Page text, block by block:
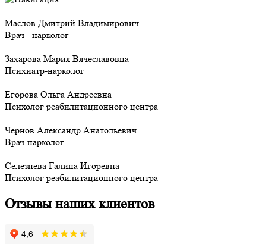
Маслов Дмитрий Владимирович
Врач - нарколог
Захарова Мария Вячеславовна
Психиатр-нарколог
Егорова Ольга Андреевна
Психолог реабилитационного центра
Чернов Александр Анатольевич
Врач-нарколог
Селезнева Галина Игоревна
Психолог реабилитационного центра
Отзывы наших клиентов